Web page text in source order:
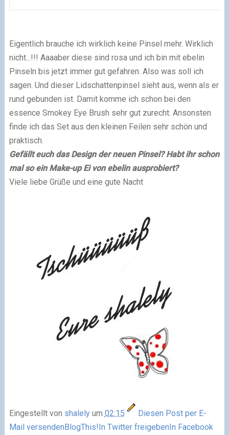
Eigentlich brauche ich wirklich keine Pinsel mehr. Wirklich
nicht...!!! Aaaaber diese sind rosa und ich bin mit ebelin
Pinseln bis jetzt immer gut gefahren. Also was soll ich
sagen. Und dieser Lidschattenpinsel sieht aus, wenn als er
rund gebunden ist. Damit komme ich schon bei den
essence Smokey Eye Brush sehr gut zurecht. Ansonsten
finde ich das Set aus den kleinen Feilen sehr schön und
praktisch.
Gefällt euch das Design der neuen Pinsel? Habt ihr schon
mal so ein Make-up Ei von ebelin ausprobiert?
Viele liebe Grüße und eine gute Nacht
Eingestellt von shalely um 02:15
Diesen Post per E-
Mail versendenBlogThis!In Twitter freigebenIn Facebook